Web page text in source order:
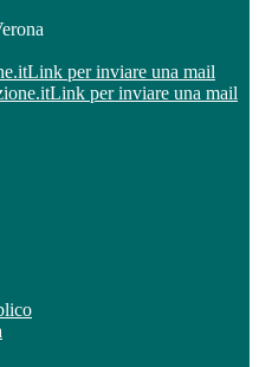
Link per inviare una mail
Link per inviare una mail